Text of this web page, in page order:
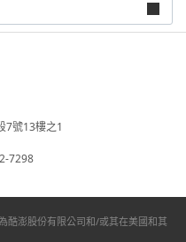
7號13樓之1
7298
酷澎股份有限公司和/或其在美國和其